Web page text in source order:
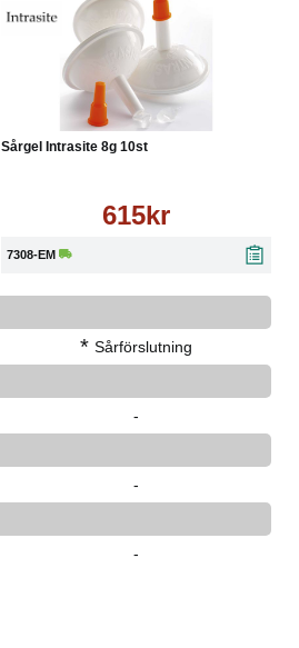
Sårgel Intrasite 8g 10st
615kr
7308-EM
* Sårförslutning
-
-
-